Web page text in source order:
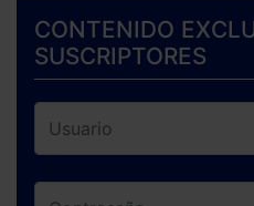
CONTENIDO
SUSCRIPTORES